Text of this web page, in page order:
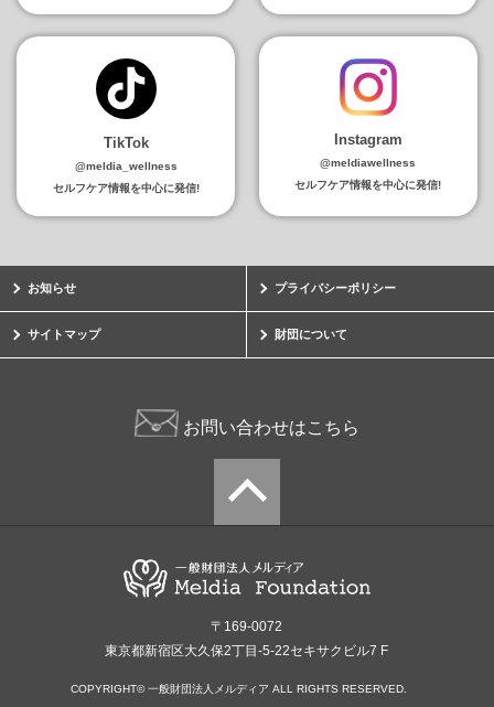
TikTok
@meldia_wellness
セルフケア情報を中心に発信!
Instagram
@meldiawellness
セルフケア情報を中心に発信!
お知らせ プライバシーポリシー
サイトマップ 財団について
お問い合わせはこちら
〒169-0072
東京都新宿区大久保2丁目-5-22セキサクビル7 F
COPYRIGHT© 一般財団法人メルディア ALL RIGHTS RESERVED.